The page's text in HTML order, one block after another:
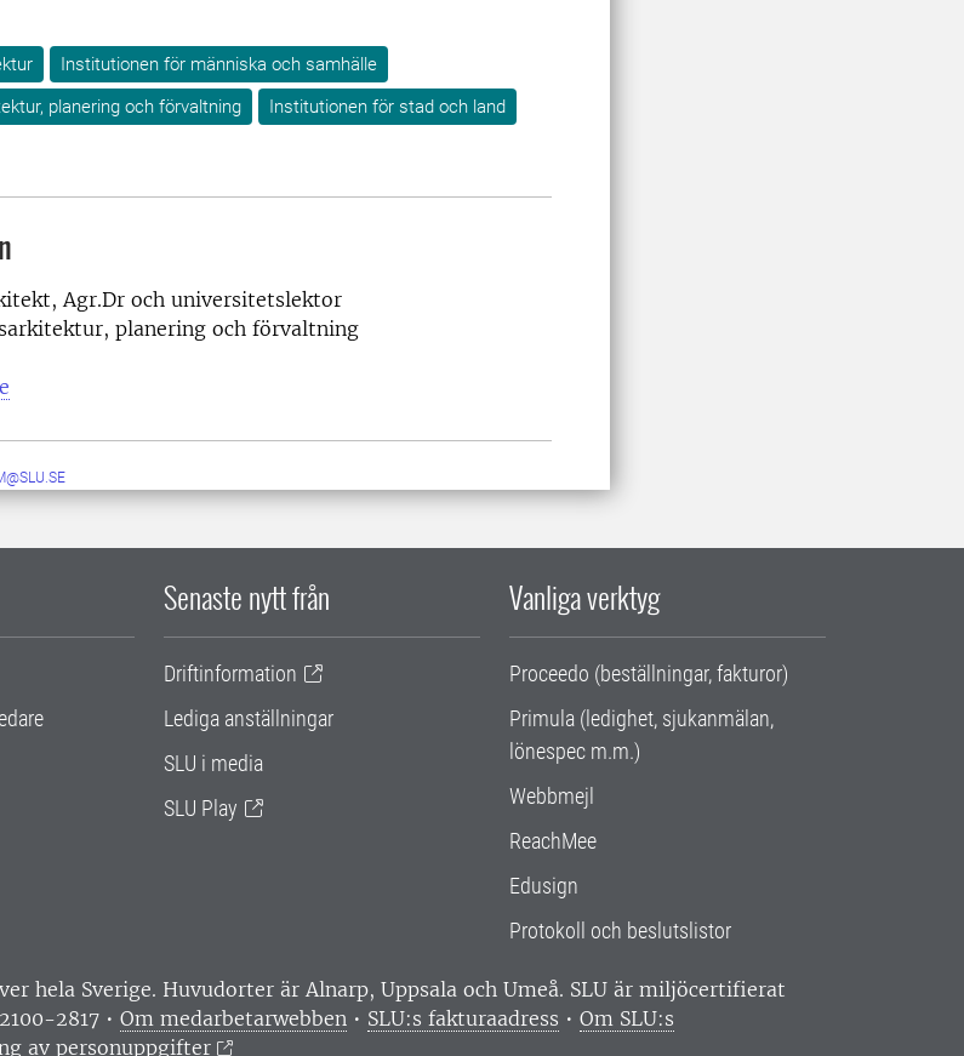
Institutionen för människa och samhälle
planering och förvaltning
Institutionen för stad och land
Agr.Dr och universitetslektor
planering och förvaltning
Senaste nytt från
Driftinformation
Lediga anställningar
SLU i media
SLU Play
Vanliga verktyg
Proceedo (beställningar, fakturor)
Primula (ledighet, sjukanmälan,
lönespec m.m.)
Webbmejl
ReachMee
Edusign
Protokoll och beslutslistor
hela Sverige. Huvudorter är Alnarp, Uppsala och Umeå. SLU är miljöcertifierat
2817 • Om medarbetarwebben • SLU:s fakturaadress • Om SLU:s
av personuppgifter